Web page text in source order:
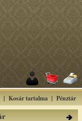
| Kosár tartalma | Pénztár